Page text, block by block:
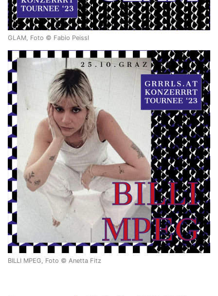
GLAM, Foto © Fabio Peissl
BILLI MPEG, Foto © Anetta Fitz